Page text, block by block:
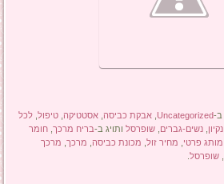
Uncategorized
,אבקת כביסה ,אסטטיקה ,טיפול ,לכל
,נקיון ,נשים-גברים ,שופרסל ותויג ב-בריח מרכך ,חומר
מותג פרטי מחיר זול מכונת כביסה מרכך מרכך
,שופרסל